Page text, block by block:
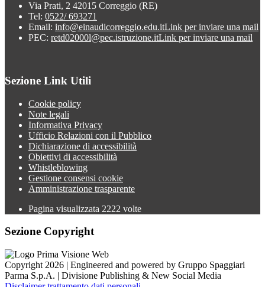
Via Prati, 2 42015 Correggio (RE)
Tel: 0522/ 693271
Email: info@einaudicorreggio.edu.itLink per inviare una mail
PEC: retd02000l@pec.istruzione.itLink per inviare una mail
Sezione Link Utili
Cookie policy
Note legali
Informativa Privacy
Ufficio Relazioni con il Pubblico
Dichiarazione di accessibilità
Obiettivi di accessibilità
Whistleblowing
Gestione consensi cookie
Amministrazione trasparente
Pagina visualizzata 2222 volte
Sezione Copyright
Copyright 2026 | Engineered and powered by Gruppo Spaggiari
Parma S.p.A. | Divisione Publishing & New Social Media